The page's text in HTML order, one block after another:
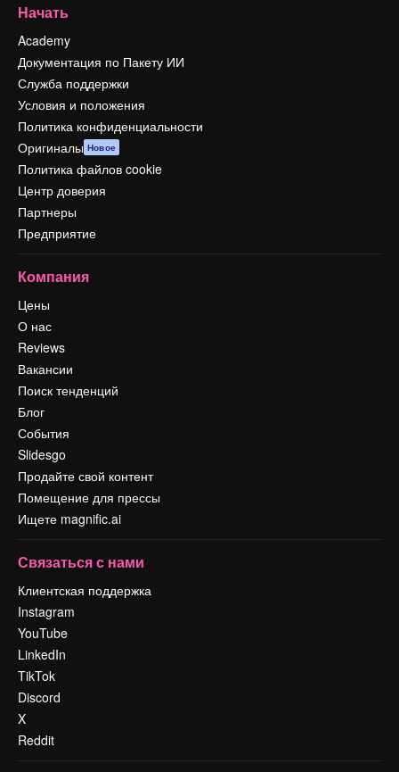
Начать
Academy
Документация по Пакету ИИ
Служба поддержки
Условия и положения
Политика конфиденциальности
Оригиналы Новое
Политика файлов cookie
Центр доверия
Партнеры
Предприятие
Компания
Цены
О нас
Reviews
Вакансии
Поиск тенденций
Блог
События
Slidesgo
Продайте свой контент
Помещение для прессы
Ищете magnific.ai
Связаться с нами
Клиентская поддержка
Instagram
YouTube
LinkedIn
TikTok
Discord
X
Reddit